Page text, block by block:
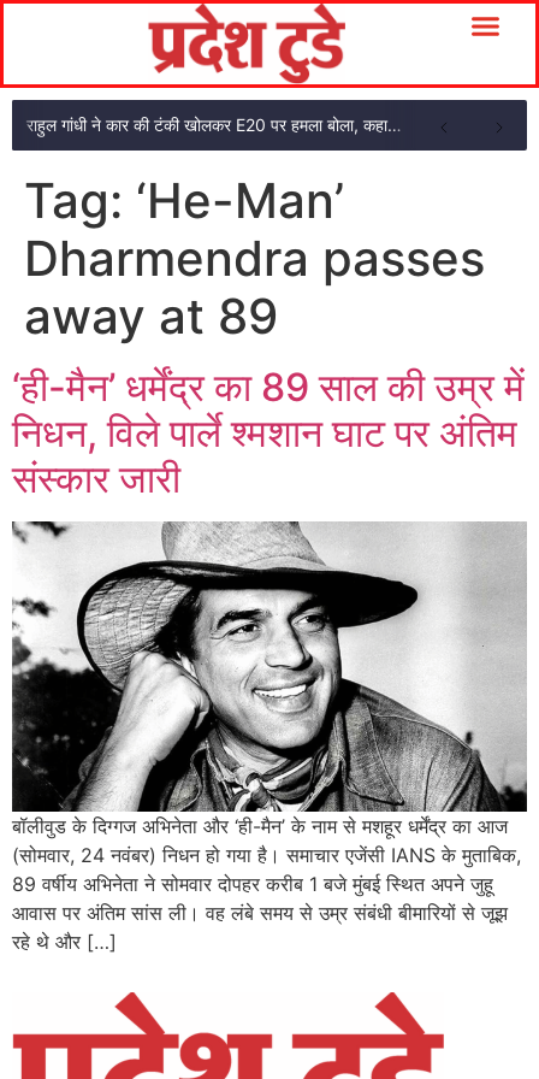
राहुल गांधी ने कार की टंकी खोलकर E20 पर हमला बोला, कहा- पूरी दाल ही काली है
Tag: ‘He-Man’
Dharmendra passes
away at 89
‘ही-मैन’ धर्मेंद्र का 89 साल की उम्र में
निधन, विले पार्ले श्मशान घाट पर अंतिम
संस्कार जारी
बॉलीवुड के दिग्गज अभिनेता और ‘ही-मैन’ के नाम से मशहूर धर्मेंद्र का आज
(सोमवार, 24 नवंबर) निधन हो गया है। समाचार एजेंसी IANS के मुताबिक,
89 वर्षीय अभिनेता ने सोमवार दोपहर करीब 1 बजे मुंबई स्थित अपने जुहू
आवास पर अंतिम सांस ली। वह लंबे समय से उम्र संबंधी बीमारियों से जूझ
रहे थे और […]